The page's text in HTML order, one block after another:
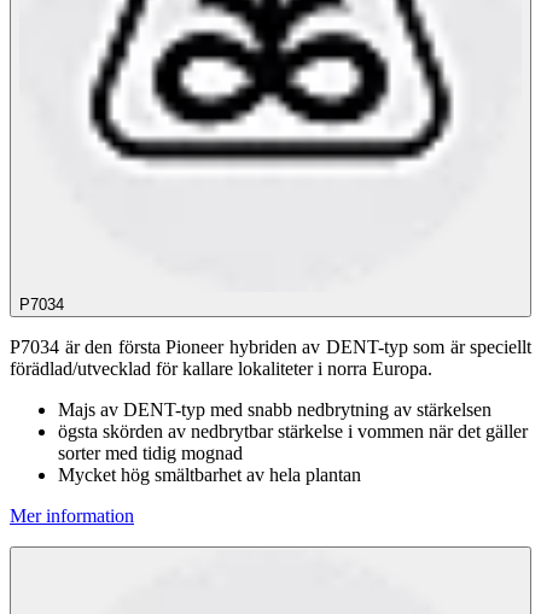
P7034
P7034 är den första Pioneer hybriden av DENT-typ som är speciellt
förädlad/utvecklad för kallare lokaliteter i norra Europa.
Majs av DENT-typ med snabb nedbrytning av stärkelsen
ögsta skörden av nedbrytbar stärkelse i vommen när det gäller
sorter med tidig mognad
Mycket hög smältbarhet av hela plantan
Mer information